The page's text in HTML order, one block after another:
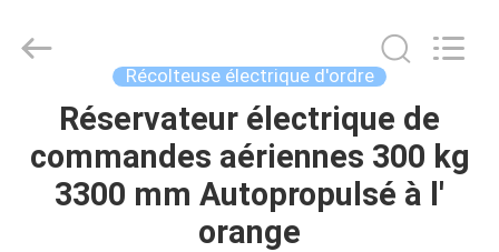
LA
MAISON
MACHINERY
Récolteuse électrique d'ordre
Réservateur électrique de
commandes aériennes 300 kg
3300 mm Autopropulsé à l'
orange